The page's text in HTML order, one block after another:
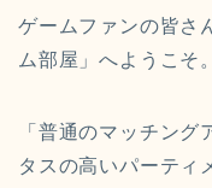
ゲームファンの皆さ
ム部屋」へようこそ
「普通のマッチン
タスの高いパーティ